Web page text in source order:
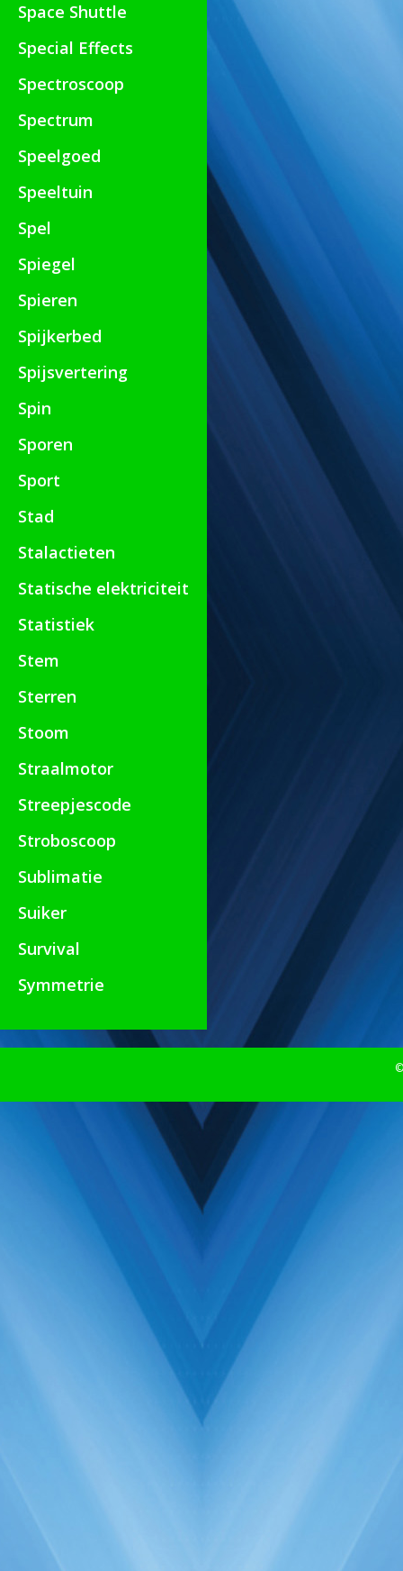
Space Shuttle
Special Effects
Spectroscoop
Spectrum
Speelgoed
Speeltuin
Spel
Spiegel
Spieren
Spijkerbed
Spijsvertering
Spin
Sporen
Sport
Stad
Stalactieten
Statische elektriciteit
Statistiek
Stem
Sterren
Stoom
Straalmotor
Streepjescode
Stroboscoop
Sublimatie
Suiker
Survival
Symmetrie